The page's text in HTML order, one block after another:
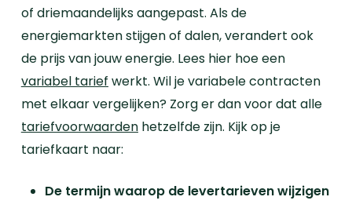
of driemaandelijks aangepast. Als de
energiemarkten stijgen of dalen, verandert ook
de prijs van jouw energie. Lees hier hoe een
variabel tarief werkt. Wil je variabele contracten
met elkaar vergelijken? Zorg er dan voor dat alle
tariefvoorwaardenhetzelfde zijn. Kijk op je
tariefkaart naar:
De termijn waarop de levertarieven wijzigen